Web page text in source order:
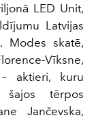
LED Unit,
Latvijas
Modes skatē,
Vīksne,
aktieri, kuru
tērpos
Jančevska,